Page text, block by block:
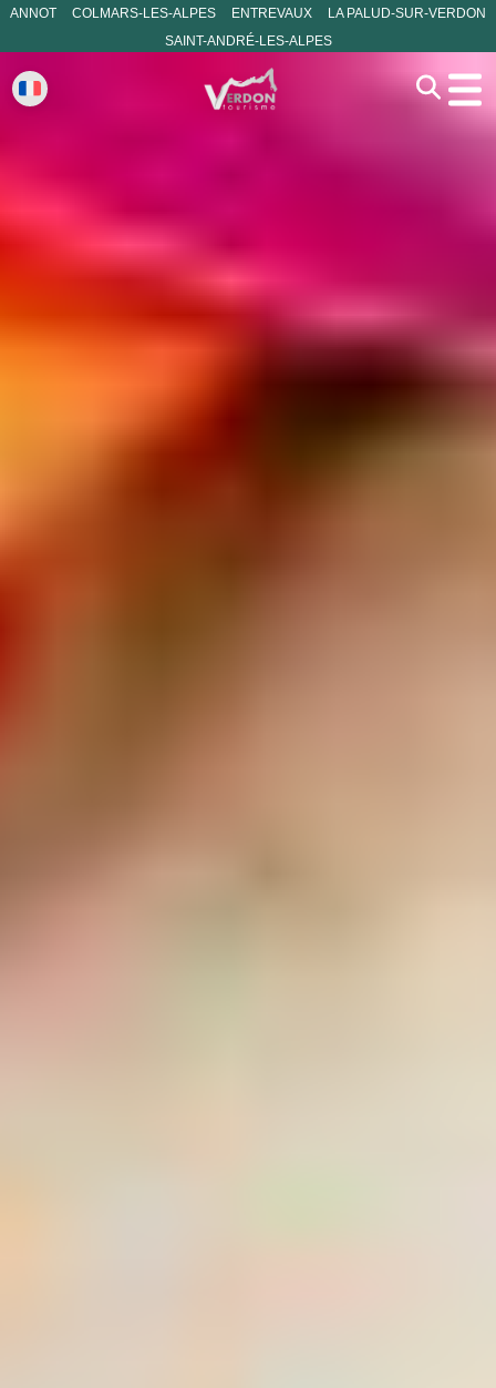
ANNOT COLMARS-LES-ALPES ENTREVAUX
LA PALUD-SUR-VERDON
SAINT-ANDRÉ-LES-ALPES